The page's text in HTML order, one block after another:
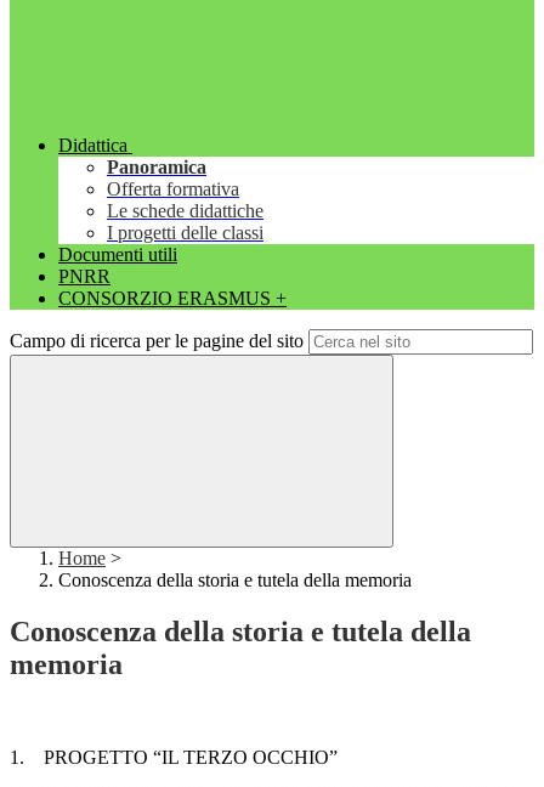
Didattica
Panoramica
Offerta formativa
Le schede didattiche
I progetti delle classi
Documenti utili
PNRR
CONSORZIO ERASMUS +
Campo di ricerca per le pagine del sito
Home >
Conoscenza della storia e tutela della memoria
Conoscenza della storia e tutela della
memoria
1. PROGETTO “IL TERZO OCCHIO”